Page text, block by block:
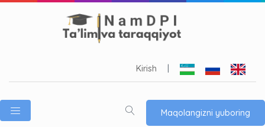
Kirish
Maqolangizni yuboring